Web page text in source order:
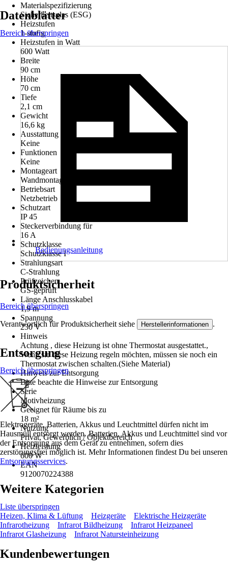
Materialspezifizierung
Sicherheitsglas (ESG)
Heizstufen
1-stufig
Heizstufen in Watt
600 Watt
Breite
90 cm
Höhe
70 cm
Tiefe
2,1 cm
Gewicht
16,6 kg
Ausstattung
Keine
Funktionen
Keine
Montageart
Wandmontage
Betriebsart
Netzbetrieb
Schutzart
IP 45
Steckerverbindung für
16 A
Schutzklasse
Schutzklasse I
Strahlungsart
C-Strahlung
Prüfzeichen
GS-geprüft
Länge Anschlusskabel
1,9 m
Spannung
230 V
Hinweis
Achtung , diese Heizung ist ohne Thermostat ausgestattet.,
Wenn sie diese Heizung regeln möchten, müssen sie noch ein
Thermostat zwischen schalten.(Siehe Material)
Hinweis zur Entsorgung
Bitte beachte die Hinweise zur Entsorgung
Serie
Motivheizung
Geeignet für Räume bis zu
18 m²
Nutzung
Privat, Gewerblich / Objektbereich
Heizleistung
600 W
EAN
9120070224388
Datenblätter
Bereich überspringen
Bedienungsanleitung
Produktsicherheit
Bereich überspringen
Verantwortlich für Produktsicherheit siehe Herstellerinformationen .
Entsorgung
Bereich überspringen
Elektrogeräte, Batterien, Akkus und Leuchtmittel dürfen nicht im
Hausmüll entsorgt werden. Batterien, Akkus und Leuchtmittel sind vor
der Entsorgung aus dem Gerät zu entnehmen, sofern dies
zerstörungsfrei möglich ist. Mehr Informationen findest Du bei unseren
Entsorgungsservices.
Weitere Kategorien
Liste überspringen
Heizen, Klima & Lüftung
Heizgeräte
Elektrische Heizgeräte
Infrarotheizung
Infrarot Bildheizung
Infrarot Heizpaneel
Infrarot Glasheizung
Infrarot Natursteinheizung
Kundenbewertungen